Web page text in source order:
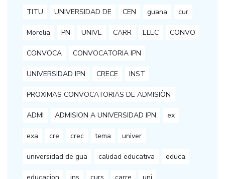
TITU UNIVERSIDAD DE CEN guana cur
Morelia PN UNIVE CARR ELEC CONVO
CONVOCA CONVOCATORIA IPN
UNIVERSIDAD IPN CRECE INST
PROXIMAS CONVOCATORIAS DE ADMISIÒN
ADMI ADMISION A UNIVERSIDAD IPN ex
exa cre crec tema univer
universidad de gua calidad educativa educa